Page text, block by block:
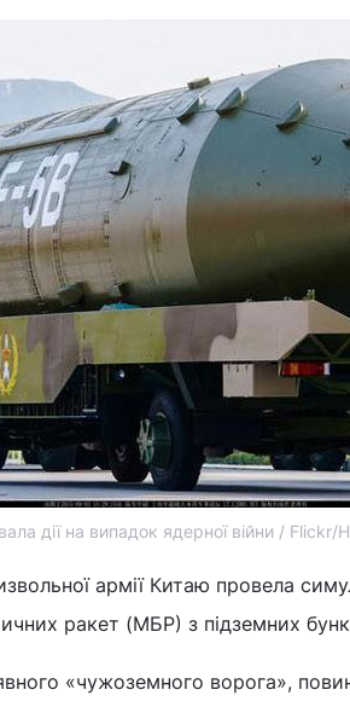
дії на випадок ядерної війни / Flickr/
армії Китаю провела
ракет (МБР) з підземних
«чужоземного ворога»,